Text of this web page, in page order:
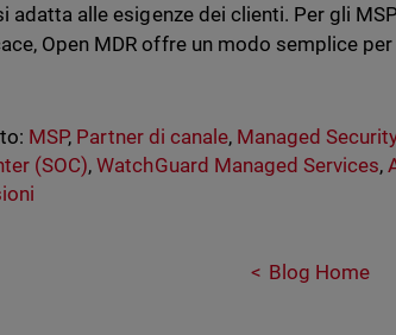
adatta alle esigenze dei clienti. Per gli
Open MDR offre un modo semplice
MSP, Partner di canale, Managed
(SOC),WatchGuard Managed Services,
Blog Home